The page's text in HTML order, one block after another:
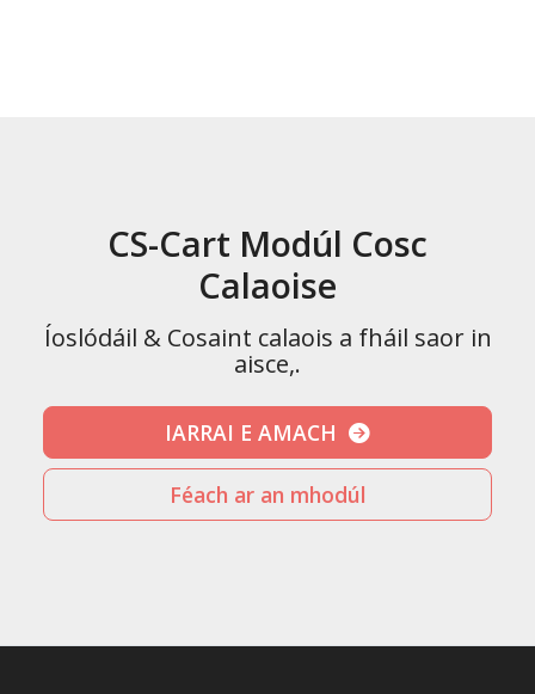
CS-Cart Modúl Cosc
Calaoise
Íoslódáil & Cosaint calaois a fháil saor in
aisce,.
IARRAI E AMACH
Féach ar an mhodúl